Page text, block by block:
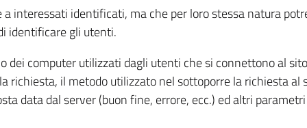
interessati identificati, ma che per loro stessa natura
identificare gli utenti.
dei computer utilizzati dagli utenti che si connettono al
richiesta, il metodo utilizzato nel sottoporre la richiesta al
data dal server (buon fine, errore, ecc.) ed altri